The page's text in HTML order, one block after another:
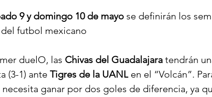
9 y domingo 10 de mayo se definirán los
futbol mexicano
duelO, las Chivas del Guadalajara tendrán
(3-1) ante Tigres de la UANL en el “Volcán”.
necesita ganar por dos goles de diferencia, ya